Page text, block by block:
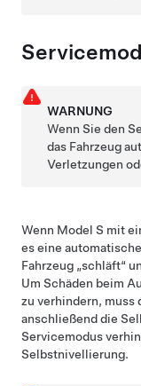
WARNUNG
Wenn Sie den
das Fahrzeug
Verletzungen
Wenn Model S mit
es eine
Fahrzeug „schläft“
Um Schäden beim
zu verhindern, muss
anschließend die
Servicemodus
Selbstnivellierung.